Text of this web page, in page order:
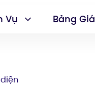
Vụ Bảng Giá